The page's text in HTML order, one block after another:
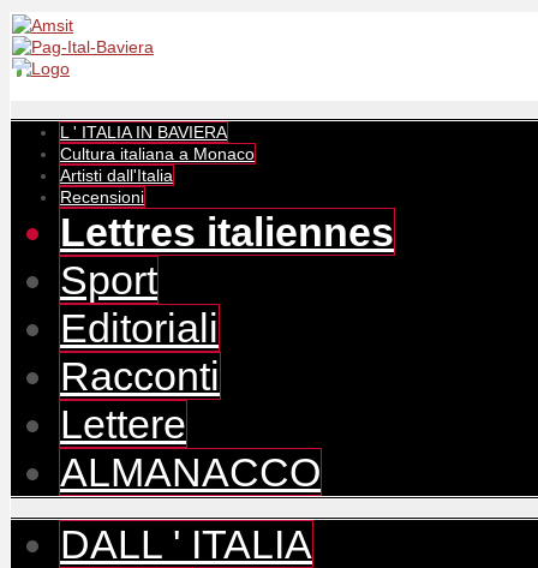
L ' ITALIA IN BAVIERA
Cultura italiana a Monaco
Artisti dall'Italia
Recensioni
Lettres italiennes
Sport
Editoriali
Racconti
Lettere
ALMANACCO
DALL ' ITALIA